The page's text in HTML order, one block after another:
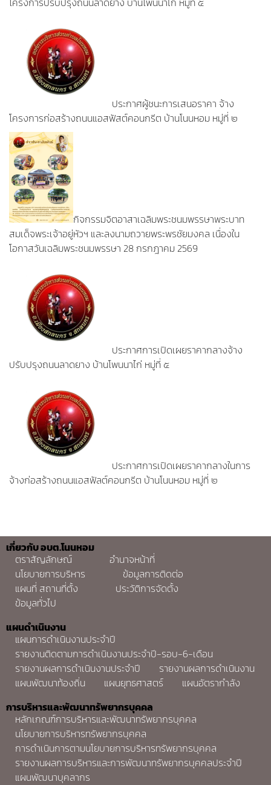
ประกาศผู้ชนะการเสนอราคา จ้าง
โครงการก่อสร้างถนนแอสฟัสต์คอนกรีต บ้านโนนหอม หมู่ที่ ๒
กิจกรรมจิตอาสาเฉลิมพระชนมพรรษาพระบาท
สมเด็จพระเจ้าอยู่หัวฯ และลงนามถวายพระพรชัยมงคล เนื่องใน
โอกาสวันเฉลิมพระชนมพรรษา 28 กรกฎาคม 2569
ประกาศการเปิดเผยราคากลางจ้าง
ปรับปรุงถนนลาดยาง บ้านโพนนาไก่ หมู่ที่ ๕
ประกาศการเปิดเผยราคากลางในการ
จ้างก่อสร้างถนนแอสฟัลต์คอนกรีต บ้านโนนหอม หมู่ที่ ๒
เกี่ยวกับ อบต.โนนหอม
ตราสัญลักษณ์
อำนาจหน้าที่
นโยบายการบริหาร
ข้อมูลการติดต่อ
แผนที่ สถานที่ตั้ง
ประวัติการจัดตั้ง
ข้อมูลทั่วไป
แผนดำเนินงาน
แผนการดำเนินงานประจำปี
รายงานติดตามการดำเนินงานประจำปี-รอบ-6-เดือน
รายงานผลการดำเนินงานประจำปี
รายงานผลการดำเนินงาน
แผนพัฒนาท้องถิ่น
แผนยุทธศาสตร์
แผนอัตรากำลัง
การบริหารและพัฒนาทรัพยากรบุคคล
หลักเกณฑ์การบริหารและพัฒนาทรัพยากรบุคคล
นโยบายการบริหารทรัพยากรบุคคล
การดำเนินการตามนโยบายการบริหารทรัพยากรบุคคล
รายงานผลการบริหารและการพัฒนาทรัพยากรบุคคลประจำปี
แผนพัฒนาบุคลากร